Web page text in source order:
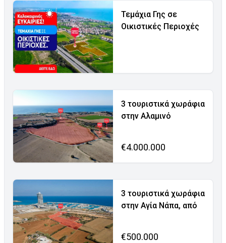
Τεμάχια Γης σε
Οικιστικές Περιοχές
3 τουριστικά χωράφια
στην Αλαμινό
€4.000.000
3 τουριστικά χωράφια
στην Αγία Νάπα, από
€500.000